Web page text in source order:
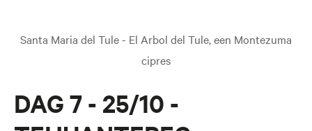
Santa Maria del Tule - El Arbol del Tule, een Montezuma
cipres
DAG 7 - 25/10 -